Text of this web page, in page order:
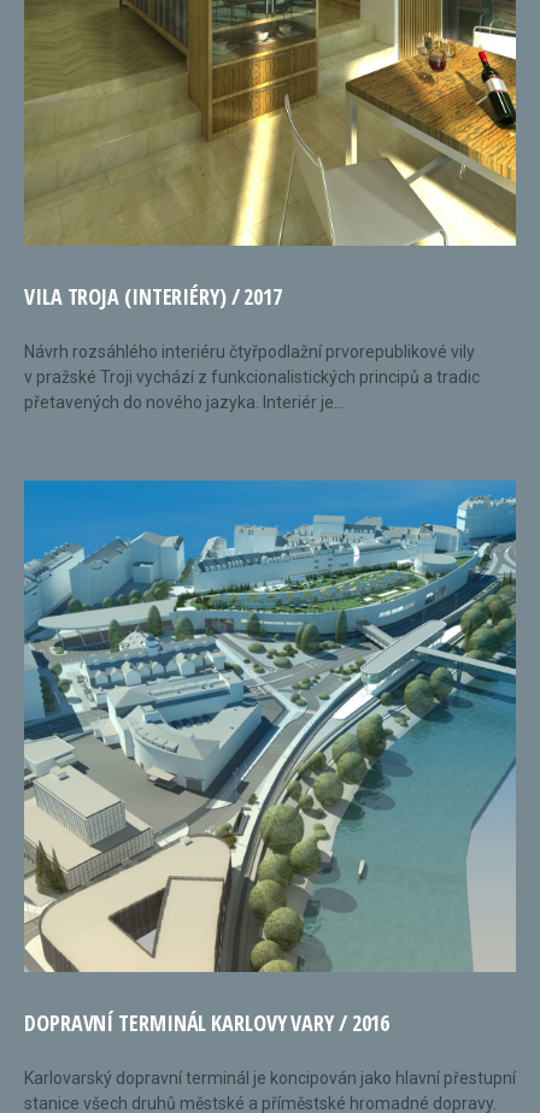
VILA TROJA (INTERIÉRY) / 2017
Návrh rozsáhlého interiéru čtyřpodlažní prvorepublikové vily
v pražské Troji vychází z funkcionalistických principů a tradic
přetavených do nového jazyka. Interiér je...
DOPRAVNÍ TERMINÁL KARLOVY VARY / 2016
Karlovarský dopravní terminál je koncipován jako hlavní přestupní
stanice všech druhů městské a příměstské hromadné dopravy.